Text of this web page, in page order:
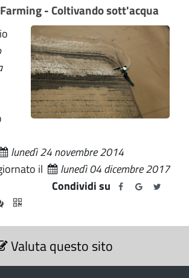
- Coltivando sott'acqua
lunedì 24 novembre 2014
il
lunedì 04 dicembre 2017
Condividi su
Valuta questo sito